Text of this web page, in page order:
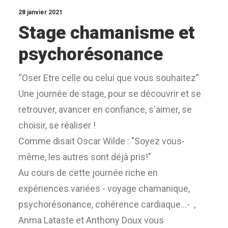
28 janvier 2021
Stage chamanisme et
psychorésonance
“Oser Etre celle ou celui que vous souhaitez”
Une journée de stage, pour se découvrir et se
retrouver, avancer en confiance, s'aimer, se
choisir, se réaliser !
Comme disait Oscar Wilde : "Soyez vous-
même, les autres sont déjà pris!"
Au cours de cette journée riche en
expériences variées - voyage chamanique,
psychorésonance, cohérence cardiaque...- ,
Anma Lataste et Anthony Doux vous